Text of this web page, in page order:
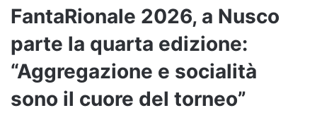
FantaRionale 2026, a Nusco
parte la quarta edizione:
“Aggregazione e socialità
sono il cuore del torneo”